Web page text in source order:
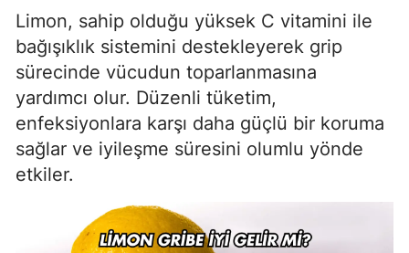
Limon, sahip olduğu yüksek C vitamini ile
bağışıklık sistemini destekleyerek grip
sürecinde vücudun toparlanmasına
yardımcı olur. Düzenli tüketim,
enfeksiyonlara karşı daha güçlü bir koruma
sağlar ve iyileşme süresini olumlu yönde
etkiler.